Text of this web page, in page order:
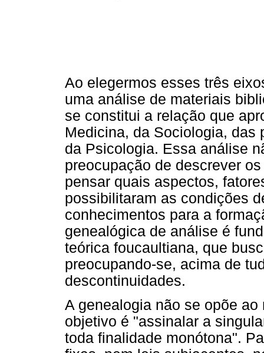
Ao elegermos esses três
uma análise de materiais
se constitui a relação que
Medicina, da Sociologia, das
da Psicologia. Essa análise
preocupação de descrever
pensar quais aspectos,
possibilitaram as condições
conhecimentos para a
genealógica de análise é
teórica foucaultiana, que
preocupando-se, acima de
descontinuidades.
A genealogia não se opõe
objetivo é "assinalar a
toda finalidade monótona".